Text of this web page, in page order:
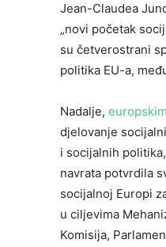
Jean-Claudea
„novi početak
su četverostrani
politika EU-a,
Nadalje,
djelovanje
i socijalnih
navrata potvrdila
socijalnoj Europi
u ciljevima
Komisija,